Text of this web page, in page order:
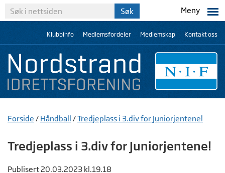
Meny
Klubbinfo Medlemsfordeler Medlemskap Kontakt oss
Forside / Håndball /Tredjeplass i 3.div for Juniorjentene!
Tredjeplass i 3.div for Juniorjentene!
Publisert 20.03.2023 kl.19.18